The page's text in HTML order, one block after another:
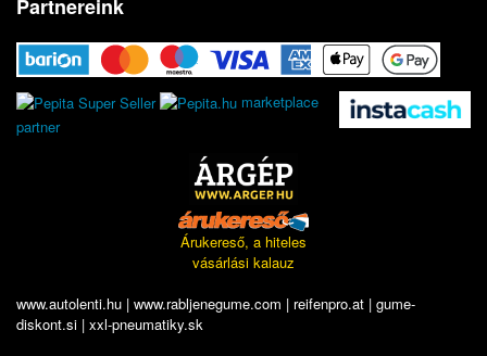
Partnereink
marketplace
partner
Árukereső, a hiteles
vásárlási kalauz
www.autolenti.hu | www.rabljenegume.com | reifenpro.at | gume-
diskont.si | xxl-pneumatiky.sk